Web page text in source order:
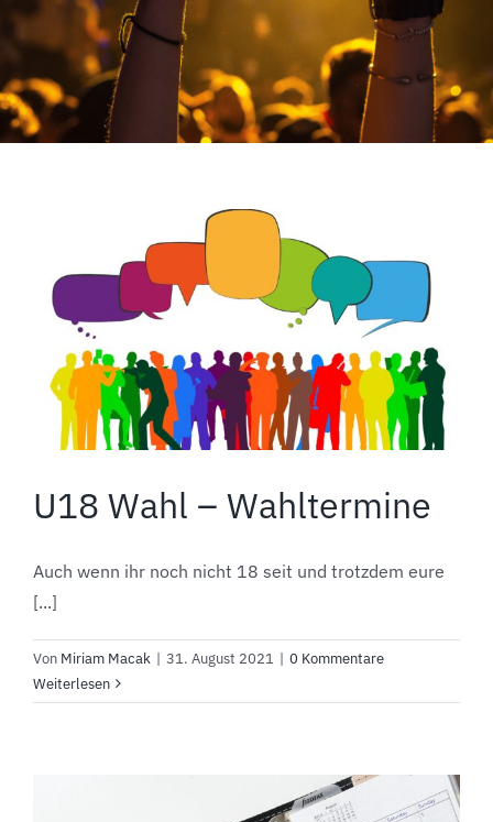
U18 Wahl – Wahltermine
Auch wenn ihr noch nicht 18 seit und trotzdem eure
[...]
Von Miriam Macak | 31. August 2021 | 0 Kommentare
Weiterlesen